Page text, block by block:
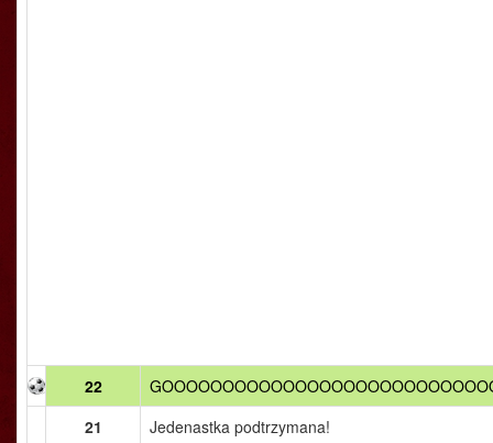
22
21
Jedenastka podtrzymana!